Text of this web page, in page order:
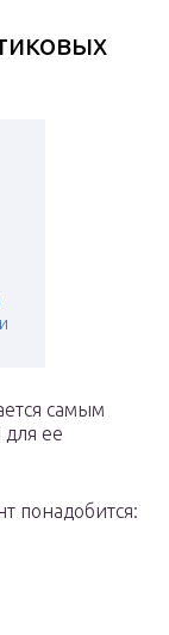
самым
ее
понадобится: